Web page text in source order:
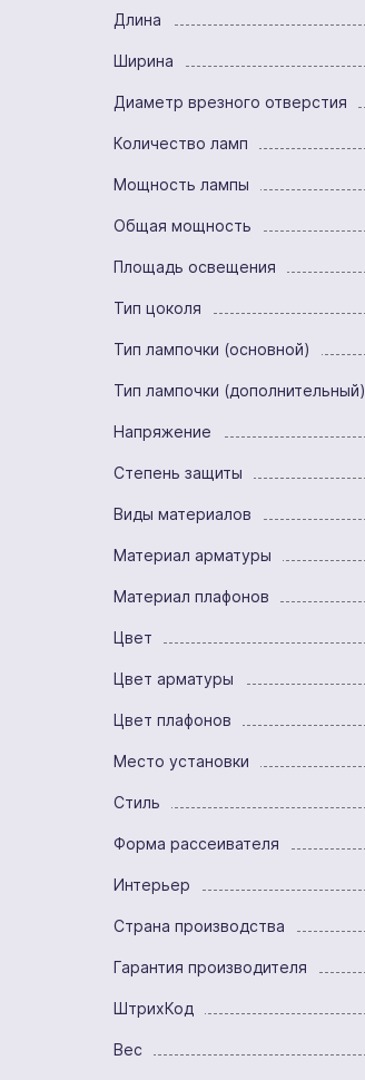
Длина
Ширина
Диаметр врезного отверстия
Количество ламп
Мощность лампы
Общая мощность
Площадь освещения
Тип цоколя
Тип лампочки (основной)
Тип лампочки (дополнительный)
Напряжение
Степень защиты
Виды материалов
Материал арматуры
Материал плафонов
Цвет
Цвет арматуры
Цвет плафонов
Место установки
Стиль
Форма рассеивателя
Интерьер
Страна производства
Гарантия производителя
ШтрихКод
Вес